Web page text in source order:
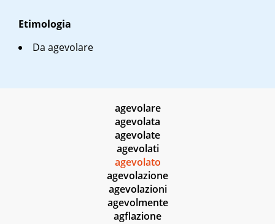
Etimologia
Da agevolare
agevolare
agevolata
agevolate
agevolati
agevolato
agevolazione
agevolazioni
agevolmente
agflazione